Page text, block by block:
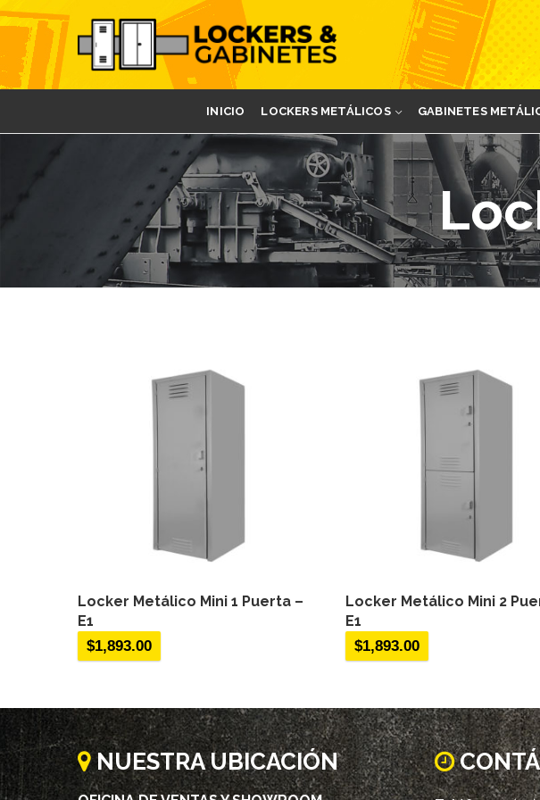
INICIO LOCKERS METÁLICOS GABINETES
Locker Metálico Mini 1 Puerta –
E1
$1,893.00
Locker Metálico Mini 2
E1
$1,893.00
NUESTRA UBICACIÓN